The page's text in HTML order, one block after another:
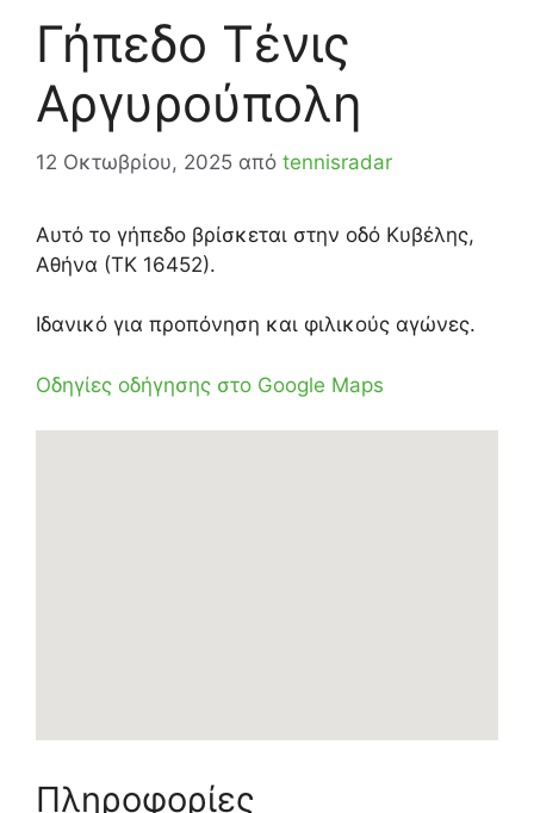
Γήπεδο Τένις
Αργυρούπολη
12 Οκτωβρίου, 2025 από tennisradar
Αυτό το γήπεδο βρίσκεται στην οδό Κυβέλης,
Αθήνα (ΤΚ 16452).
Ιδανικό για προπόνηση και φιλικούς αγώνες.
Οδηγίες οδήγησης στο Google Maps
Πληροφορίες